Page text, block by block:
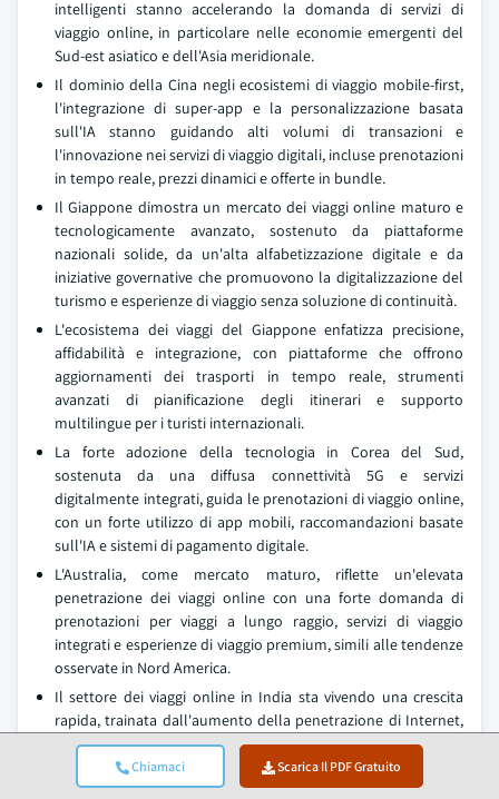
Chiamaci Scarica Il PDF Gratuito
intelligenti stanno accelerando la domanda di servizi di
viaggio online, in particolare nelle economie emergenti del
Sud-est asiatico e dell'Asia meridionale.
Il dominio della Cina negli ecosistemi di viaggio mobile-first,
l'integrazione di super-app e la personalizzazione basata
sull'IA stanno guidando alti volumi di transazioni e
l'innovazione nei servizi di viaggio digitali, incluse prenotazioni
in tempo reale, prezzi dinamici e offerte in bundle.
Il Giappone dimostra un mercato dei viaggi online maturo e
tecnologicamente avanzato, sostenuto da piattaforme
nazionali solide, da un'alta alfabetizzazione digitale e da
iniziative governative che promuovono la digitalizzazione del
turismo e esperienze di viaggio senza soluzione di continuità.
L'ecosistema dei viaggi del Giappone enfatizza precisione,
affidabilità e integrazione, con piattaforme che offrono
aggiornamenti dei trasporti in tempo reale, strumenti
avanzati di pianificazione degli itinerari e supporto
multilingue per i turisti internazionali.
La forte adozione della tecnologia in Corea del Sud,
sostenuta da una diffusa connettività 5G e servizi
digitalmente integrati, guida le prenotazioni di viaggio online,
con un forte utilizzo di app mobili, raccomandazioni basate
sull'IA e sistemi di pagamento digitale.
L'Australia, come mercato maturo, riflette un'elevata
penetrazione dei viaggi online con una forte domanda di
prenotazioni per viaggi a lungo raggio, servizi di viaggio
integrati e esperienze di viaggio premium, simili alle tendenze
osservate in Nord America.
Il settore dei viaggi online in India sta vivendo una crescita
rapida, trainata dall'aumento della penetrazione di Internet,
dal reddito disponibile in crescita, dall'espansione delle
compagnie aeree low cost e dalla forte adozione di
piattaforme di prenotazione basate su mobile come